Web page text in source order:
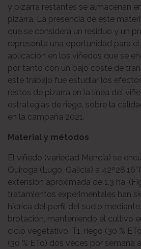
y pizarra restantes se almacenan
pizarra. La presencia de este
que se considera un residuo y un
representa una oportunidad para
aplicación en los viñedos que se
por tanto con un bajo coste de
este trabajo fue estudiar los
restos de pizarra en la línea del
estrategias de riego, sobre la
en la campaña 2021.
Material y métodos
El viñedo (variedad Mencía) se
Quiroga (Lugo, Galicia) a
extensión aproximada de 1,3 ha,
tratamientos experimentales han
hídrica del perfil del suelo
brotación, manteniendo el cultivo
ciclo vegetativo. T1, riego (30 %
(30 % ETo) dos veces por semana